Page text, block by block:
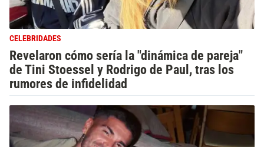
CELEBRIDADES
Revelaron cómo sería la "dinámica de pareja"
de Tini Stoessel y Rodrigo de Paul, tras los
rumores de infidelidad